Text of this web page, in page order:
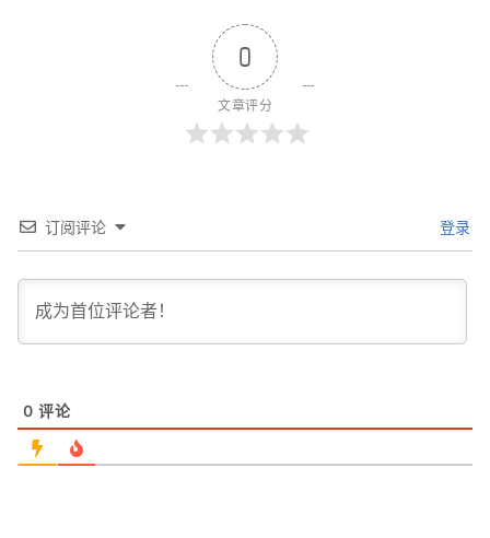
0
文章评分
订阅评论 登录
0 评论